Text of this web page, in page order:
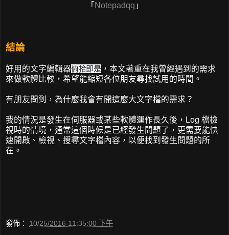
「 Notepadqq 」
結論
好用的文字編輯器俯拾即是，本文著重在我曾經遇到的需求
來做軟體比較，希望能縮短各位朋友尋找試用的時間。
有朋友問到，為什麼我會有開這麼大文字檔的需求？
我的情況是發生在伺服器或某些軟體運作長久後，Log 檔檢
視時的情境，通常這個時候是已經發生問題了，更需要能快
速開啟、檢視、搜尋文字檔內容，以便找到發生問題的所
在。
發佈： 10/25/2016 11:35:00 下午